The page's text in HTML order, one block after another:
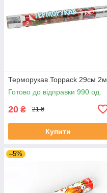
Терморукав Toppack 29см 2м
Готово до відправки 990 од.
20 ₴ 21 ₴
Купити
–5%